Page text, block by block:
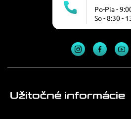
Po-Pia -
So - 8:30 -
Užitočné informácie